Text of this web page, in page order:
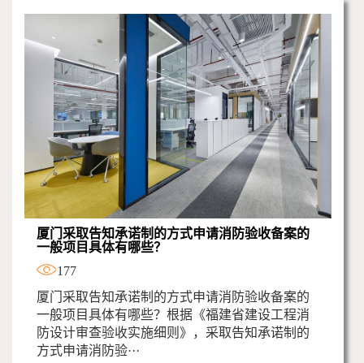
厦门采取告知承诺制的方式申请消防验收备案的
一般项目具体有哪些？
177
厦门采取告知承诺制的方式申请消防验收备案的
一般项目具体有哪些？根据《福建省建设工程消
防设计审查验收实施细则》，采取告知承诺制的
方式申请消防验···